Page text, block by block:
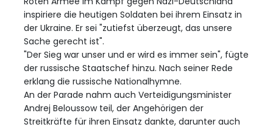
inspiriere die heutigen Soldaten bei ihrem Einsatz in
der Ukraine. Er sei "zutiefst überzeugt, das unsere
Sache gerecht ist".
"Der Sieg war unser und er wird es immer sein", fügte
der russische Staatschef hinzu. Nach seiner Rede
erklang die russische Nationalhymne.
An der Parade nahm auch Verteidigungsminister
Andrej Beloussow teil, der Angehörigen der
Streitkräfte für ihren Einsatz dankte, darunter auch